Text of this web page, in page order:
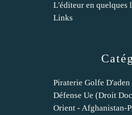
Piraterie Golfe
Défense Ue (droit
Orient - Afghanistan-
L'éditeur en quelques
Links